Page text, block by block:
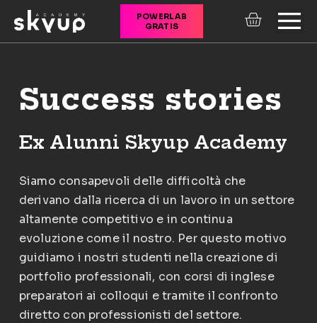
POWERLAB
GRATIS
Success stories
Ex Alunni Skyup Academy
Siamo consapevoli delle difficoltà che
derivano dalla ricerca di un lavoro in un settore
altamente competitivo e in continua
evoluzione come il nostro. Per questo motivo
guidiamo i nostri studenti nella creazione di
portfolio professionali, con corsi di inglese
preparatori ai colloqui e tramite il confronto
diretto con professionisti del settore.